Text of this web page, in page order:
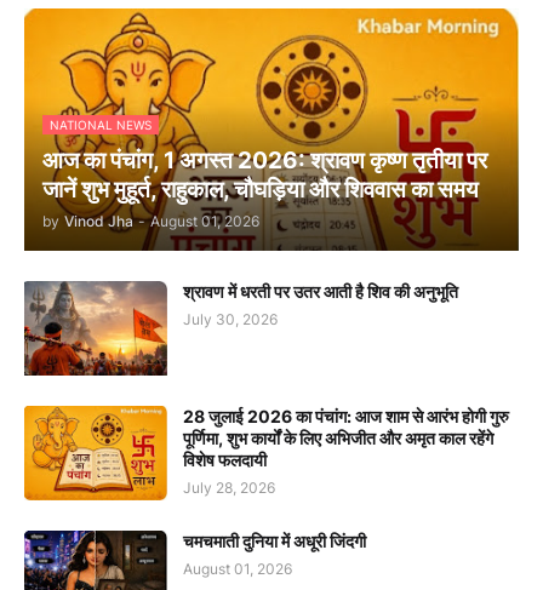
NATIONAL NEWS
आज का पंचांग, 1 अगस्त 2026: श्रावण कृष्ण तृतीया पर
जानें शुभ मुहूर्त, राहुकाल, चौघड़िया और शिववास का समय
by Vinod Jha - August 01, 2026
श्रावण में धरती पर उतर आती है शिव की अनुभूति
July 30, 2026
28 जुलाई 2026 का पंचांग: आज शाम से आरंभ होगी गुरु
पूर्णिमा, शुभ कार्यों के लिए अभिजीत और अमृत काल रहेंगे
विशेष फलदायी
July 28, 2026
चमचमाती दुनिया में अधूरी जिंदगी
August 01, 2026